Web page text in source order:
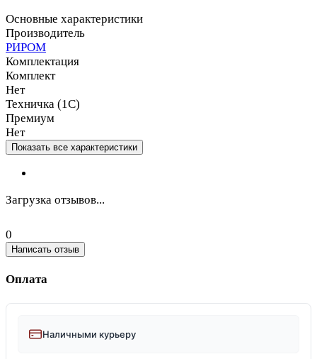
Основные характеристики
Производитель
РИРОМ
Комплектация
Комплект
Нет
Техничка (1С)
Премиум
Нет
Показать все характеристики
Загрузка отзывов...
0
Написать отзыв
Оплата
Наличными курьеру